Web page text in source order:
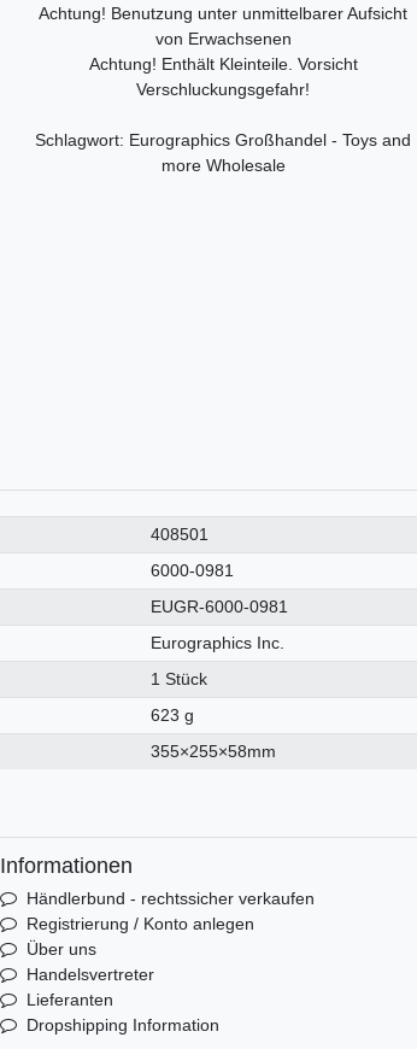
Achtung! Benutzung unter unmittelbarer Aufsicht
von Erwachsenen
Achtung! Enthält Kleinteile. Vorsicht
Verschluckungsgefahr!
Schlagwort: Eurographics Großhandel - Toys and
more Wholesale
408501
6000-0981
EUGR-6000-0981
Eurographics Inc.
1 Stück
623 g
355×255×58mm
Informationen
Händlerbund - rechtssicher verkaufen
Registrierung / Konto anlegen
Über uns
Handelsvertreter
Lieferanten
Dropshipping Information